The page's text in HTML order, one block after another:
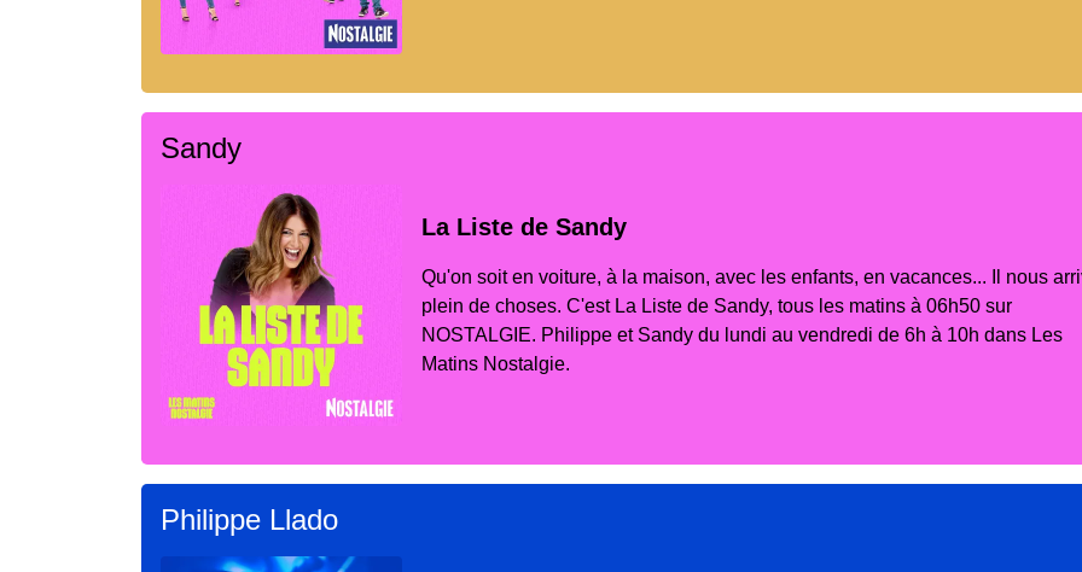
Sandy
La Liste de Sandy
Qu'on soit en voiture, à la maison, avec les enfants, en vacances... Il nous
plein de choses. C'est La Liste de Sandy, tous les matins à 06h50 sur
NOSTALGIE. Philippe et Sandy du lundi au vendredi de 6h à 10h dans Les
Matins Nostalgie.
Philippe Llado